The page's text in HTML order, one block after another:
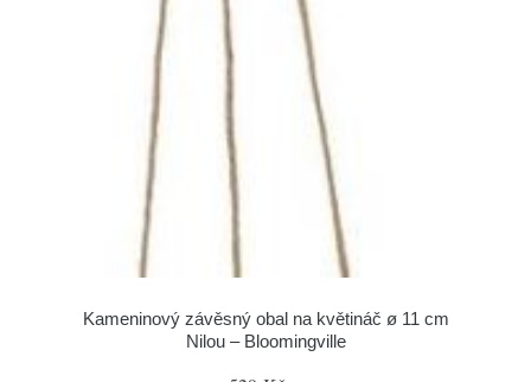
Kameninový závěsný obal na květináč ø 11 cm
Nilou – Bloomingville